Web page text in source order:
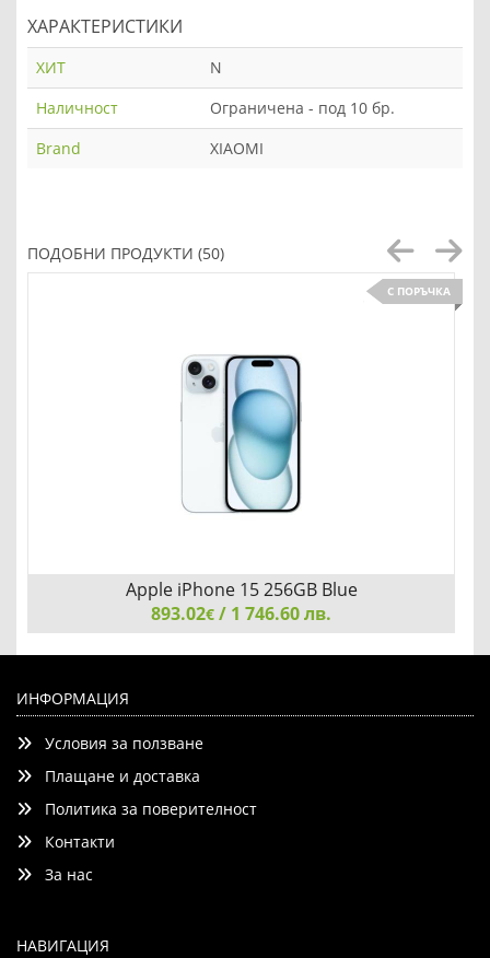
ХАРАКТЕРИСТИКИ
ХИТ
N
Наличност
Ограничена - под 10 бр.
Brand
XIAOMI
ПОДОБНИ ПРОДУКТИ (50)
С ПОРЪЧКА
Apple iPhone 15 256GB Blue
893.02€ / 1 746.60 лв.
ИНФОРМАЦИЯ
Условия за ползване
Плащане и доставка
Политика за поверителност
Контакти
За нас
НАВИГАЦИЯ